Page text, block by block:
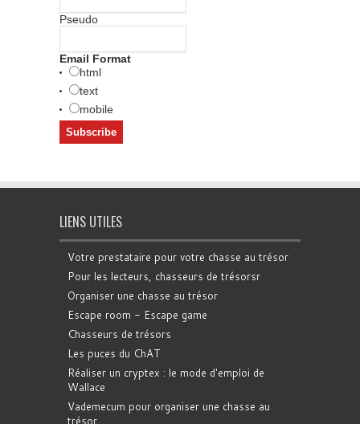
Pseudo
Email Format
html
text
mobile
LIENS UTILES
Votre prestataire pour votre chasse au trésor
Pour les lecteurs, chasseurs de trésorsr
Organiser une chasse au trésor
Escape room - Escape game
Chasseurs de trésors
Les puces du ChAT
Réaliser un cryptex : le mode d'emploi de
Wallace
Vademecum pour organiser une chasse au
trésor